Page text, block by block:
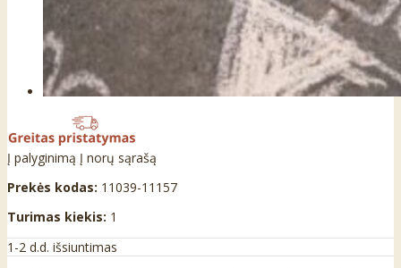
Į palyginimą Į norų sąrašą
Prekės kodas: 11039-11157
Turimas kiekis: 1
1-2 d.d. išsiuntimas